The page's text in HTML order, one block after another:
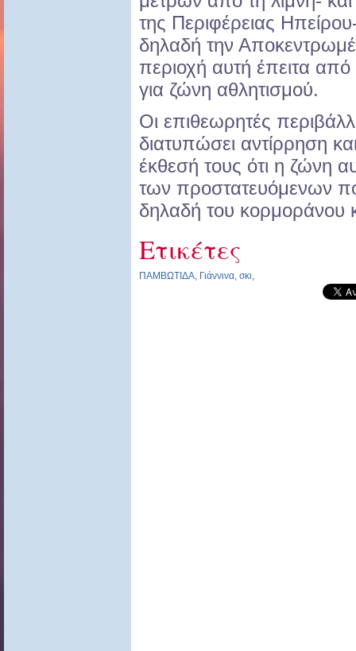
της Περιφέρειας
δηλαδή την
περιοχή αυτή έπειτα από
για ζώνη αθλητισμού.
Οι επιθεωρητές
διατυπώσει αντίρρηση
έκθεσή τους ότι η ζώνη
των προστατευόμενων
δηλαδή του κορμοράνου
Ετικέτες
ΠΑΜΒΩΤΙΔΑ, Γιάννινα, σκι,